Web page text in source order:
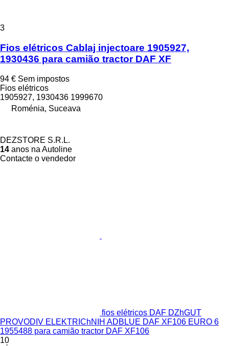
3
Fios elétricos Cablaj injectoare 1905927,
1930436 para camião tractor DAF XF
94 € Sem impostos
Fios elétricos
1905927, 1930436 1999670
Roménia, Suceava
DEZSTORE S.R.L.
14 anos na Autoline
Contacte o vendedor
fios elétricos DAF DZhGUT
PROVODIV ELEKTRIChNIH ADBLUE DAF XF106 EURO 6
1955488 para camião tractor DAF XF106
10